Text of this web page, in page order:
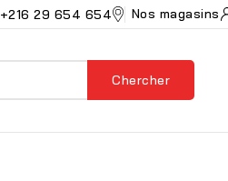
+216 29 654 654 Nos magasins
Chercher